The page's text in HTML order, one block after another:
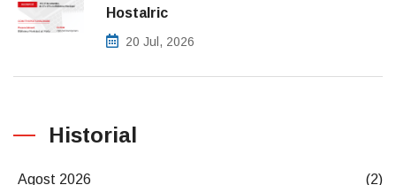
Hostalric
20 Jul, 2026
Historial
Agost 2026 (2)